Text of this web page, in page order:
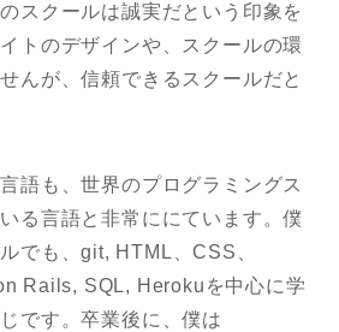
スクールは誠実だという印象を
トのデザインや、スクールの環
んが、信頼できるスクールだと
語も、世界のプログラミングス
る言語と非常ににています。僕
でも、git, HTML、CSS、
Rails, SQL, Herokuを中心に学
です。卒業後に、僕は